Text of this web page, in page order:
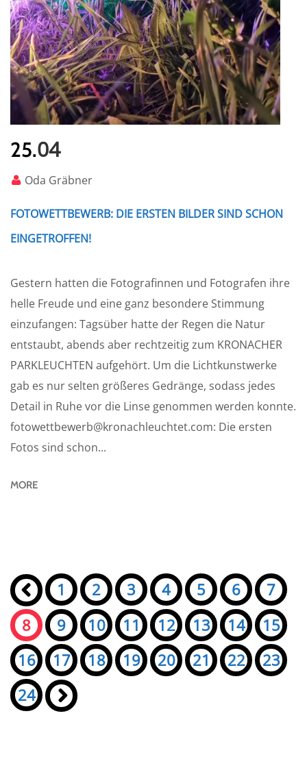
25.04
Oda Gräbner
FOTOWETTBEWERB: DIE ERSTEN BILDER SIND SCHON
EINGETROFFEN!
Gestern hatten die Fotografinnen und Fotografen ihre
helle Freude und eine ganz besondere Stimmung
einzufangen: Tagsüber hatte der Regen die Natur
entstaubt, abends aber rechtzeitig zum KRONACHER
PARKLEUCHTEN aufgehört. Um die Lichtkunstwerke
gab es nur selten größeres Gedränge, sodass jedes
Detail in Ruhe vor die Linse genommen werden konnte.
fotowettbewerb@kronachleuchtet.com: Die ersten
Fotos sind schon...
MORE
Seiten:
« 1 2 3 4 5 6
7
8
9 10 11 12 13 14
15
16
17 18 19 20 21 22
23
24
»